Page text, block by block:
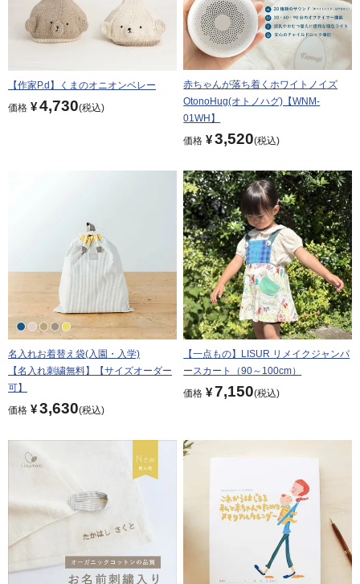
【作家P.d】くまのオニオンベレー
価格 ¥4,730 税込
赤ちゃんが落ち着くホワイトノイズ
OtonoHug(オトノハグ)【WNM-
01WH】
価格 ¥3,520 税込
名入れお着替え袋(入園・入学)
【名入れ刺繍無料】【サイズオーダー
可】
価格 ¥3,630 税込
【一点もの】LISUR リメイクジャンパ
ースカート（90～100cm）
価格 ¥7,150 税込